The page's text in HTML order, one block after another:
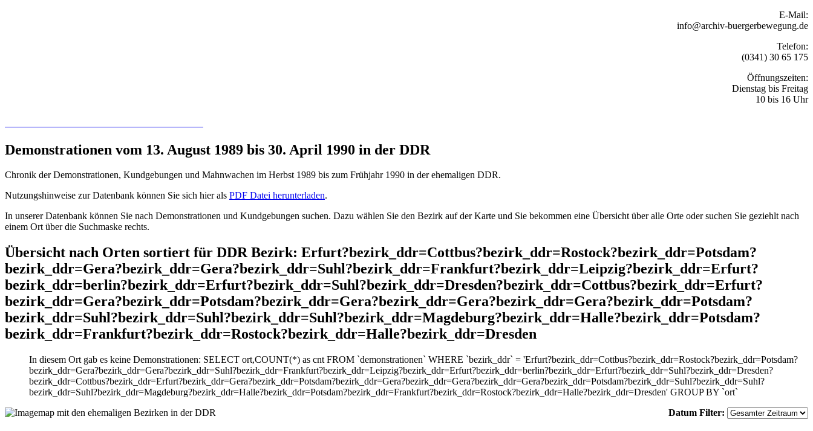
E-Mail:
info@archiv-buergerbewegung.de
Telefon:
(0341) 30 65 175
Öffnungszeiten:
Dienstag bis Freitag
10 bis 16 Uhr
Demonstrationen vom 13. August 1989 bis 30. April 1990 in der DDR
Chronik der Demonstrationen, Kundgebungen und Mahnwachen im Herbst 1989 bis zum Frühjahr 1990 in der ehemaligen DDR.
Nutzungshinweise zur Datenbank können Sie sich hier als PDF Datei herunterladen.
In unserer Datenbank können Sie nach Demonstrationen und Kundgebungen suchen. Dazu wählen Sie den Bezirk auf der Karte und Sie bekommen eine Übersicht über alle Orte oder suchen Sie geziehlt nach
einem Ort über die Suchmaske rechts.
Übersicht nach Orten sortiert für DDR Bezirk: Erfurt?bezirk_ddr=Cottbus?bezirk_ddr=Rostock?bezirk_ddr=Potsdam?
bezirk_ddr=Gera?bezirk_ddr=Gera?bezirk_ddr=Suhl?bezirk_ddr=Frankfurt?bezirk_ddr=Leipzig?bezirk_ddr=Erfurt?
bezirk_ddr=berlin?bezirk_ddr=Erfurt?bezirk_ddr=Suhl?bezirk_ddr=Dresden?bezirk_ddr=Cottbus?bezirk_ddr=Erfurt?
bezirk_ddr=Gera?bezirk_ddr=Potsdam?bezirk_ddr=Gera?bezirk_ddr=Gera?bezirk_ddr=Gera?bezirk_ddr=Potsdam?
bezirk_ddr=Suhl?bezirk_ddr=Suhl?bezirk_ddr=Suhl?bezirk_ddr=Magdeburg?bezirk_ddr=Halle?bezirk_ddr=Potsdam?
bezirk_ddr=Frankfurt?bezirk_ddr=Rostock?bezirk_ddr=Halle?bezirk_ddr=Dresden
In diesem Ort gab es keine Demonstrationen: SELECT ort,COUNT(*) as cnt FROM `demonstrationen` WHERE `bezirk_ddr` = 'Erfurt?bezirk_ddr=Cottbus?bezirk_ddr=Rostock?bezirk_ddr=Potsdam?
bezirk_ddr=Gera?bezirk_ddr=Gera?bezirk_ddr=Suhl?bezirk_ddr=Frankfurt?bezirk_ddr=Leipzig?bezirk_ddr=Erfurt?bezirk_ddr=berlin?bezirk_ddr=Erfurt?bezirk_ddr=Suhl?bezirk_ddr=Dresden?
bezirk_ddr=Cottbus?bezirk_ddr=Erfurt?bezirk_ddr=Gera?bezirk_ddr=Potsdam?bezirk_ddr=Gera?bezirk_ddr=Gera?bezirk_ddr=Gera?bezirk_ddr=Potsdam?bezirk_ddr=Suhl?bezirk_ddr=Suhl?
bezirk_ddr=Suhl?bezirk_ddr=Magdeburg?bezirk_ddr=Halle?bezirk_ddr=Potsdam?bezirk_ddr=Frankfurt?bezirk_ddr=Rostock?bezirk_ddr=Halle?bezirk_ddr=Dresden' GROUP BY `ort`
Datum Filter: